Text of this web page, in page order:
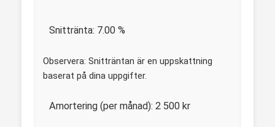
Snittränta: 7.00 %
Observera: Snitträntan är en uppskattning
baserat på dina uppgifter.
Amortering (per månad): 2 500 kr